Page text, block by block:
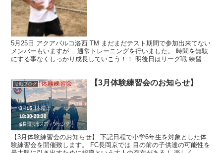
5月25日 アクアパルコ洛西 TM まだまだテスト期間で参加出来てない
メンバーもいますが… 通常トレーニングを行いました。 時間を無駄
にする事なくしっかり成長していこう！！ 明後日はリーグ戦 練習の
活動ブログ 【3月体験練習会のお知らせ】
【3月体験練習会のお知らせ】 下記日程で小学6年生を対象とした体
験練習会を開催致します。 FC長岡京では 目の前の子供達の可能性を